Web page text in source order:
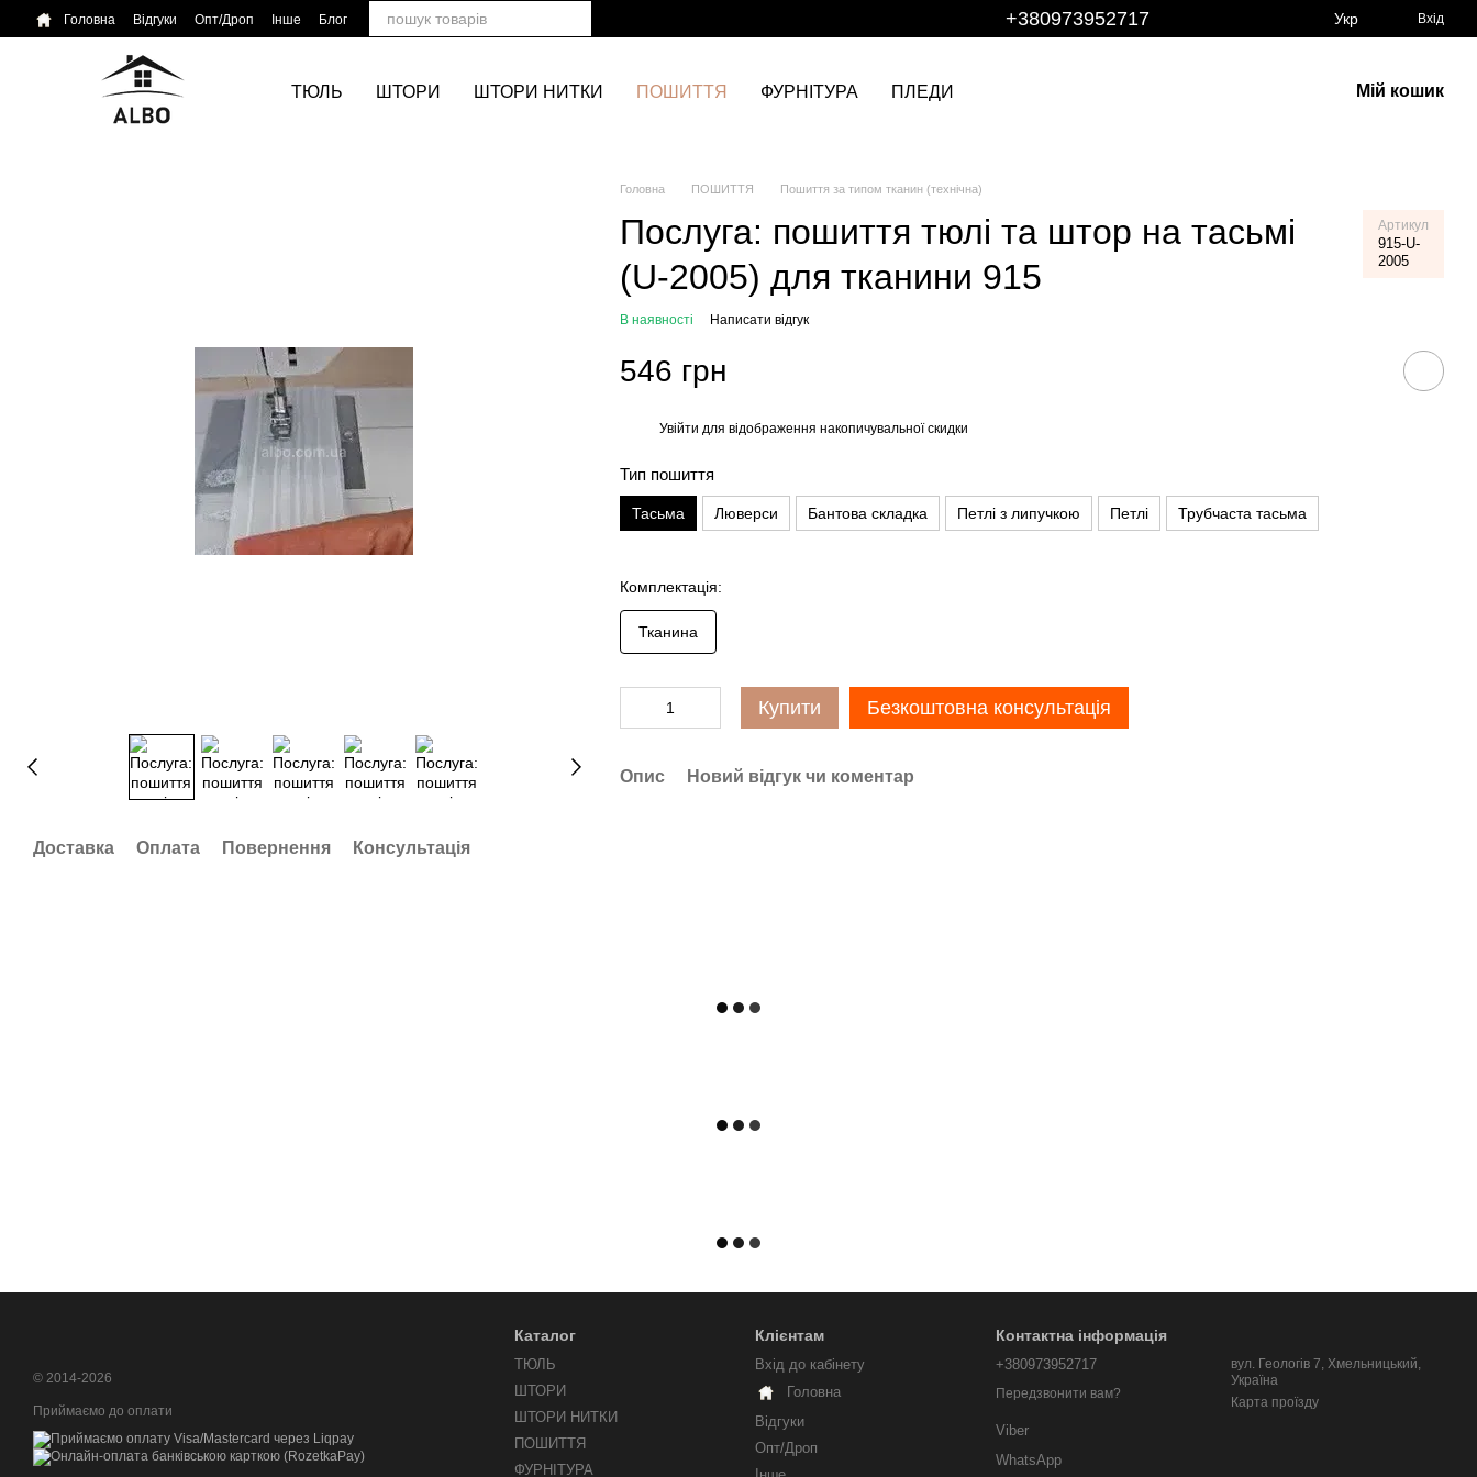
Перейти до основного контенту
Головна Відгуки Опт/Дроп Інше Блог +380973952717 Укр Вхід
ТЮЛЬ ШТОРИ ШТОРИ НИТКИ ПОШИТТЯ ФУРНІТУРА ПЛЕДИ Мій кошик
Доставка Оплата Повернення Консультація
Головна ПОШИТТЯ Пошиття за типом тканин (технічна)
Послуга: пошиття тюлі та штор на тасьмі
(U-2005) для тканини 915
Артикул
915-U-
2005
В наявності Написати відгук
546 грн
Увійти для відображення накопичувальної скидки
Тип пошиття
Тасьма Люверси Бантова складка Петлі з липучкою Петлі Трубчаста тасьма
Комплектація:
Тканина
Купити Безкоштовна консультація
Опис Новий відгук чи коментар
© 2014-2026
Приймаємо до оплати
Каталог
ТЮЛЬ
ШТОРИ
ШТОРИ НИТКИ
ПОШИТТЯ
ФУРНІТУРА
Клієнтам
Вхід до кабінету
Головна
Відгуки
Опт/Дроп
Контактна інформація
+380973952717
Передзвонити вам?
Viber
WhatsApp
вул. Геологів 7, Хмельницький,
Україна
Карта проїзду